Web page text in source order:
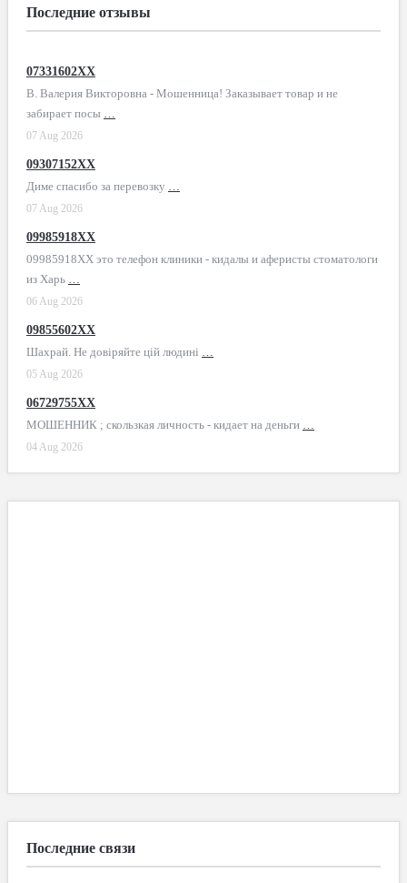
Последние отзывы
07331602XX
В. Валерия Викторовна - Мошенница! Заказывает товар и не
забирает посы …
07 Aug 2026
09307152XX
Диме спасибо за перевозку …
07 Aug 2026
09985918XX
09985918XX это телефон клиники - кидалы и аферисты стоматологи
из Харь …
06 Aug 2026
09855602XX
Шахрай. Не довіряйте цій людині …
05 Aug 2026
06729755XX
МОШЕННИК ; скользкая личность - кидает на деньги …
04 Aug 2026
Последние связи